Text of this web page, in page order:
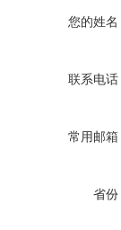
您的姓名
联系电话
常用邮箱
省份